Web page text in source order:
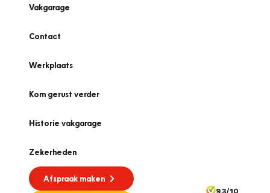
Vakgarage
Contact
Werkplaats
Kom gerust verder
Historie vakgarage
Zekerheden
Afspraak maken
9.3/10